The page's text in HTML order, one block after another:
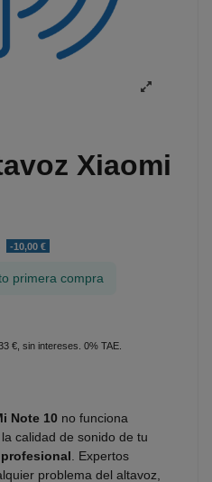
Xiaomi
-10,00 €
primera compra
€, sin intereses. 0% TAE.
Note 10 no funciona
calidad de sonido de tu
. Expertos
problema del altavoz,